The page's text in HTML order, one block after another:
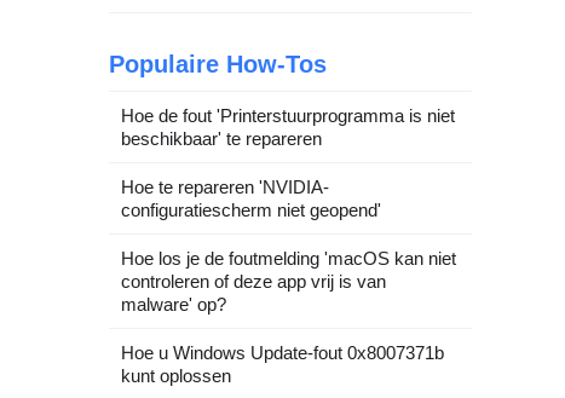
Populaire How-Tos
Hoe de fout 'Printerstuurprogramma is niet
beschikbaar' te repareren
Hoe te repareren 'NVIDIA-
configuratiescherm niet geopend'
Hoe los je de foutmelding 'macOS kan niet
controleren of deze app vrij is van
malware' op?
Hoe u Windows Update-fout 0x8007371b
kunt oplossen